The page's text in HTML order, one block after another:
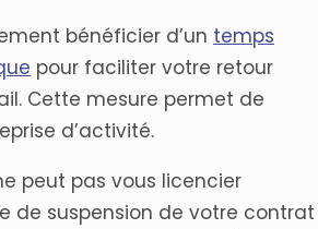
bénéficier d’un temps
pour faciliter votre retour
Cette mesure permet de
d’activité.
peut pas vous licencier
de suspension de votre contrat